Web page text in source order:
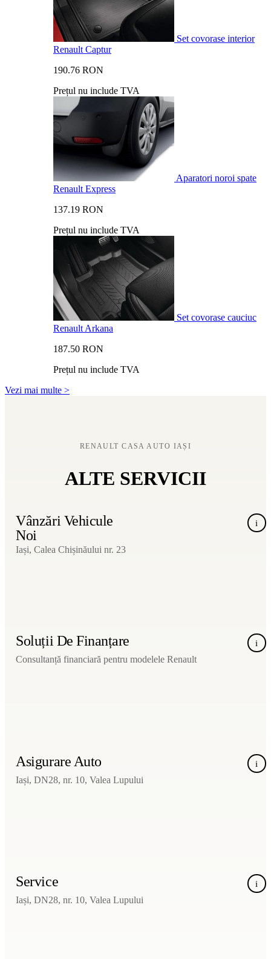
Set covorase interior
Renault Captur
190.76 RON
Prețul nu include TVA
Aparatori noroi spate
Renault Express
137.19 RON
Prețul nu include TVA
Set covorase cauciuc
Renault Arkana
187.50 RON
Prețul nu include TVA
Vezi mai multe >
RENAULT CASA AUTO IAȘI
ALTE SERVICII
Vânzări Vehicule
Noi
i
Iași, Calea Chișinăului nr. 23
Soluții De Finanțare
i
Consultanță financiară pentru modelele Renault
Asigurare Auto
i
Iași, DN28, nr. 10, Valea Lupului
Service
i
Iași, DN28, nr. 10, Valea Lupului